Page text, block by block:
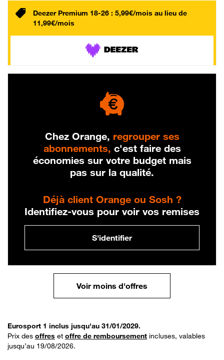
Deezer Premium 18-26 : 5,99€/mois au lieu de
11,99€/mois
Chez Orange, regrouper ses
abonnements, c'est faire des
économies sur votre budget mais
pas sur la qualité.
Déjà client Orange ou Sosh ?
Identifiez-vous pour voir vos remises
S'identifier
Voir moins d'offres
Eurosport 1 inclus jusqu'au 31/01/2029.
Prix des offres et offre de remboursement incluses, valables
jusqu’au 19/08/2026.